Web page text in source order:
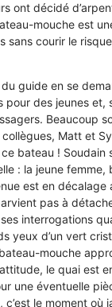
ont décidé
mouche est
sans courir le
guide en se
pour des jeunes et,
Beaucoup
Matt et
bateau !
: la jeune femme,
est en décalage
pas à
interrogations
yeux d’un vert
mouche
le quai est
une éventuelle
le moment où